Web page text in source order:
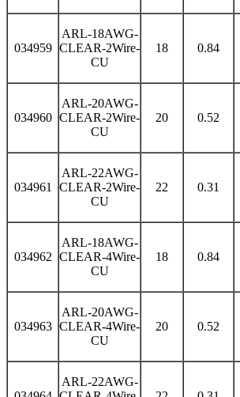
034959
ARL-18AWG-
CLEAR-2Wire-
CU
18 0.84
034960
ARL-20AWG-
CLEAR-2Wire-
CU
20 0.52
034961
ARL-22AWG-
CLEAR-2Wire-
CU
22 0.31
034962
ARL-18AWG-
CLEAR-4Wire-
CU
18 0.84
034963
ARL-20AWG-
CLEAR-4Wire-
CU
20 0.52
ARL-22AWG-